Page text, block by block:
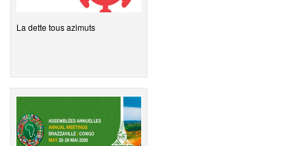
La dette tous azimuts